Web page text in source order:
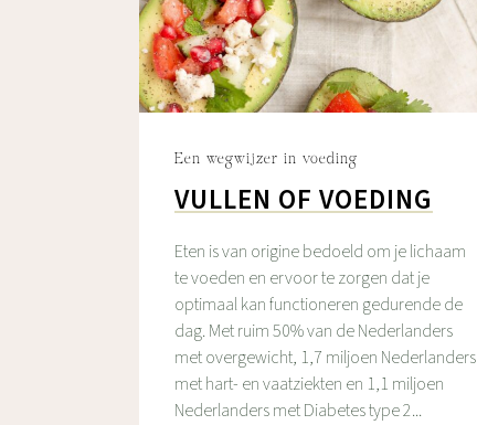
Een wegwijzer in voeding
VULLEN OF VOEDING
Eten is van origine bedoeld om je lichaam
te voeden en ervoor te zorgen dat je
optimaal kan functioneren gedurende de
dag. Met ruim 50% van de Nederlanders
met overgewicht, 1,7 miljoen Nederlanders
met hart- en vaatziekten en 1,1 miljoen
Nederlanders met Diabetes type 2...